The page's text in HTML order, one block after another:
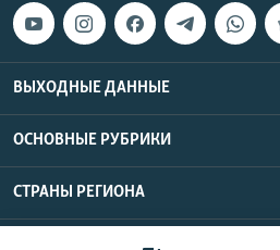
ВЫХОДНЫЕ ДАННЫЕ
ОСНОВНЫЕ РУБРИКИ
СТРАНЫ РЕГИОНА